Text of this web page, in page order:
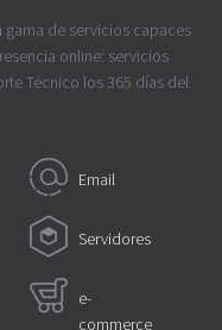
gama de servicios capaces
online: servicios
Técnico los 365 días del
Email
Servidores
e-
commerce